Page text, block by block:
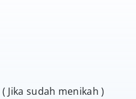
Jika sudah menikah )